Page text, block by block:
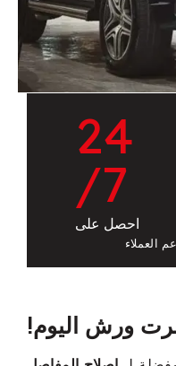
24
/7
احصل على
العملاء
ورش اليوم!